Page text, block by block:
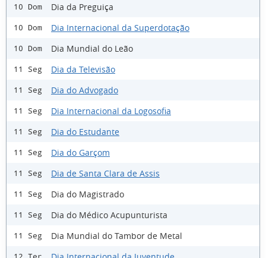
10 Dom Dia da Preguiça
10 Dom Dia Internacional da Superdotação
10 Dom Dia Mundial do Leão
11 Seg Dia da Televisão
11 Seg Dia do Advogado
11 Seg Dia Internacional da Logosofia
11 Seg Dia do Estudante
11 Seg Dia do Garçom
11 Seg Dia de Santa Clara de Assis
11 Seg Dia do Magistrado
11 Seg Dia do Médico Acupunturista
11 Seg Dia Mundial do Tambor de Metal